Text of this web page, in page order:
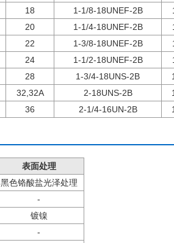
18 1-1/8-18UNEF-2B
20 1-1/4-18UNEF-2B
22 1-3/8-18UNEF-2B
24 1-1/2-18UNEF-2B
28 1-3/4-18UNS-2B
32,32A 2-18UNS-2B
36 2-1/4-16UN-2B
表面处理
黑色铬酸盐光泽处理
-
镀镍
-